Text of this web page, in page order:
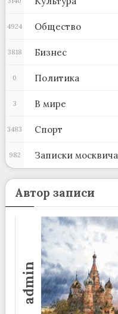
Общество
4924
Бизнес
3818
Политика
0
В мире
3
Спорт
3483
Записки москвича
982
Автор записи
admin